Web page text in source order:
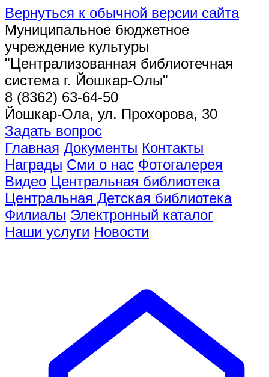
Вернуться к обычной версии сайта
Муниципальное бюджетное
учреждение культуры
"Централизованная библиотечная
система г. Йошкар-Олы"
8 (8362) 63-64-50
Йошкар-Ола, ул. Прохорова, 30
Задать вопрос
Главная Документы Контакты
Награды Сми о нас Фотогалерея
Видео Центральная библиотека
Центральная Детская библиотека
Филиалы Электронный каталог
Наши услуги Новости